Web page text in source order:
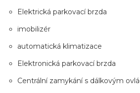
Elektrická parkovací brzda
imobilizér
automatická klimatizace
Elektronická parkovací brzda
Centrální zamykání s dálkovým